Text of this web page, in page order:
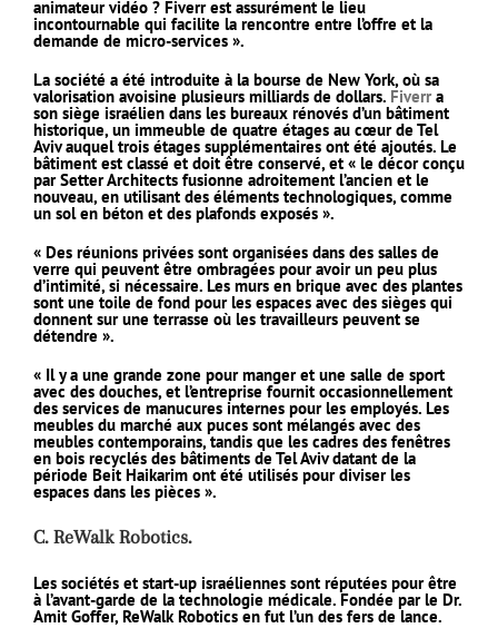
animateur vidéo ? Fiverr est assurément le lieu
incontournable qui facilite la rencontre entre l’offre et la
demande de micro-services ».
La société a été introduite à la bourse de New York, où sa
valorisation avoisine plusieurs milliards de dollars. Fiverr a
son siège israélien dans les bureaux rénovés d’un bâtiment
historique, un immeuble de quatre étages au cœur de Tel
Aviv auquel trois étages supplémentaires ont été ajoutés. Le
bâtiment est classé et doit être conservé, et « le décor conçu
par Setter Architects fusionne adroitement l’ancien et le
nouveau, en utilisant des éléments technologiques, comme
un sol en béton et des plafonds exposés ».
« Des réunions privées sont organisées dans des salles de
verre qui peuvent être ombragées pour avoir un peu plus
d’intimité, si nécessaire. Les murs en brique avec des plantes
sont une toile de fond pour les espaces avec des sièges qui
donnent sur une terrasse où les travailleurs peuvent se
détendre ».
« Il y a une grande zone pour manger et une salle de sport
avec des douches, et l’entreprise fournit occasionnellement
des services de manucures internes pour les employés. Les
meubles du marché aux puces sont mélangés avec des
meubles contemporains, tandis que les cadres des fenêtres
en bois recyclés des bâtiments de Tel Aviv datant de la
période Beit Haikarim ont été utilisés pour diviser les
espaces dans les pièces ».
C. ReWalk Robotics.
Les sociétés et start-up israéliennes sont réputées pour être
à l’avant-garde de la technologie médicale. Fondée par le Dr.
Amit Goffer, ReWalk Robotics en fut l’un des fers de lance.